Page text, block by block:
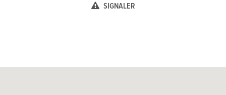
SIGNALER